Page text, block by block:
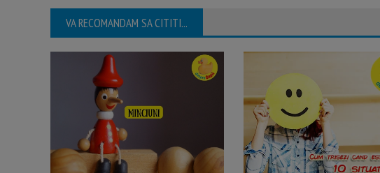
VA RECOMANDAM SA CITITI...